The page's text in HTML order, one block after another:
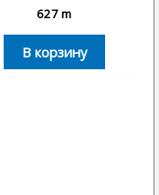
627m
В корзину